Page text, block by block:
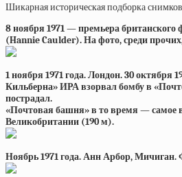
Шикарная историческая подборка
8 ноября 1971 — премьера
(Hannie Caulder). На фото, среди
1 ноября 1971 года. Лондон. 30 октября
Кильберна» ИРА взорвал бомбу в
пострадал.
«Почтовая башня» в то время — самое
Великобритании (190 м).
Ноябрь 1971 года. Анн Арбор, Мичиган.